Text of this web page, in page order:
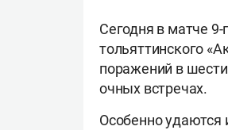
Сегодня в матче
тольяттинского
поражений в
очных встречах.
Особенно удаются